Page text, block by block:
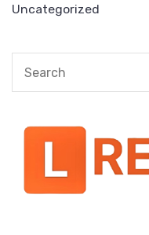
Uncategorized